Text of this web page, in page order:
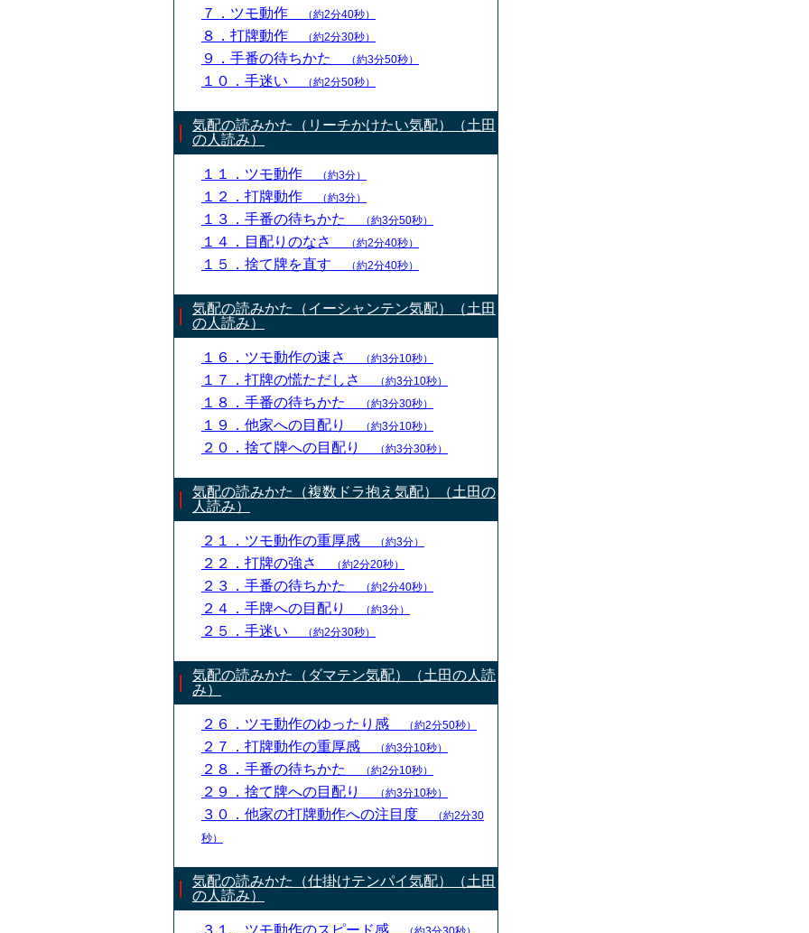
７．ツモ動作 （約2分40秒）
８．打牌動作 （約2分30秒）
９．手番の待ちかた （約3分50秒）
１０．手迷い （約2分50秒）
気配の読みかた（リーチかけたい気配）（土田
の人読み）
１１．ツモ動作 （約3分）
１２．打牌動作 （約3分）
１３．手番の待ちかた （約3分50秒）
１４．目配りのなさ （約2分40秒）
１５．捨て牌を直す （約2分40秒）
気配の読みかた（イーシャンテン気配）（土田
の人読み）
１６．ツモ動作の速さ （約3分10秒）
１７．打牌の慌ただしさ （約3分10秒）
１８．手番の待ちかた （約3分30秒）
１９．他家への目配り （約3分10秒）
２０．捨て牌への目配り （約3分30秒）
気配の読みかた（複数ドラ抱え気配）（土田の
人読み）
２１．ツモ動作の重厚感 （約3分）
２２．打牌の強さ （約2分20秒）
２３．手番の待ちかた （約2分40秒）
２４．手牌への目配り （約3分）
２５．手迷い （約2分30秒）
気配の読みかた（ダマテン気配）（土田の人読
み）
２６．ツモ動作のゆったり感 （約2分50秒）
２７．打牌動作の重厚感 （約3分10秒）
２８．手番の待ちかた （約2分10秒）
２９．捨て牌への目配り （約3分10秒）
３０．他家の打牌動作への注目度
（約2分30
秒）
気配の読みかた（仕掛けテンパイ気配）（土田
の人読み）